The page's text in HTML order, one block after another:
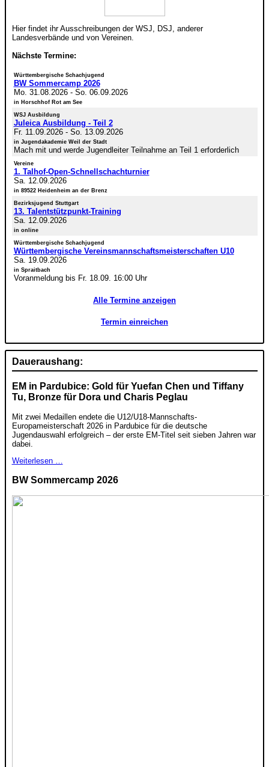
Hier findet ihr Ausschreibungen der WSJ, DSJ, anderer
Landesverbände und von Vereinen.
Nächste Termine:
Württembergische Schachjugend
BW Sommercamp 2026
Mo. 31.08.2026- So. 06.09.2026
in Horschhof Rot am See
WSJ Ausbildung
Juleica Ausbildung - Teil 2
Fr. 11.09.2026- So. 13.09.2026
in Jugendakademie Weil der Stadt
Mach mit und werde Jugendleiter Teilnahme an Teil 1 erforderlich
Vereine
1. Talhof-Open-Schnellschachturnier
Sa. 12.09.2026
in 89522 Heidenheim an der Brenz
Bezirksjugend Stuttgart
13. Talentstützpunkt-Training
Sa. 12.09.2026
in online
Württembergische Schachjugend
Württembergische Vereinsmannschaftsmeisterschaften U10
Sa. 19.09.2026
in Spraitbach
Voranmeldung bis Fr. 18.09. 16:00 Uhr
Alle Termine anzeigen
Termin einreichen
Daueraushang:
EM in Pardubice: Gold für Yuefan Chen und Tiffany
Tu, Bronze für Dora und Charis Peglau
Mit zwei Medaillen endete die U12/U18-Mannschafts-
Europameisterschaft 2026 in Pardubice für die deutsche
Jugendauswahl erfolgreich – der erste EM-Titel seit sieben Jahren war
dabei.
Weiterlesen …
BW Sommercamp 2026